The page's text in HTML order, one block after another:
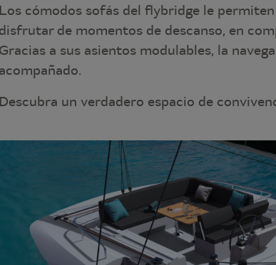
Los cómodos sofás del flybridge le
disfrutar de momentos de descanso, en
Gracias a sus asientos modulables, la
acompañado.
Descubra un verdadero espacio de